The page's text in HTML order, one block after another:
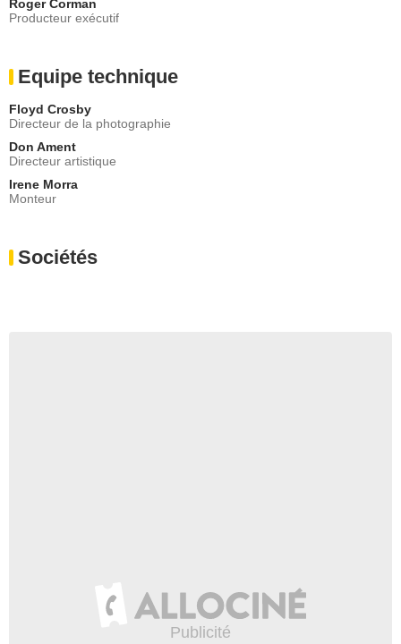
Roger Corman
Producteur exécutif
Equipe technique
Floyd Crosby
Directeur de la photographie
Don Ament
Directeur artistique
Irene Morra
Monteur
Sociétés